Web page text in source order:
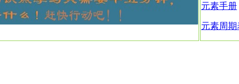
元素手册
元素周期